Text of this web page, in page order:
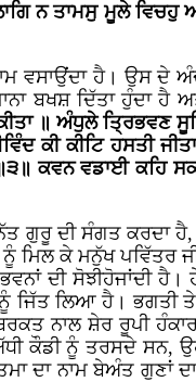
ਨ ਤਾਮਸੁ ਮੂਲੇ
ਵਸਾਉਂਦਾ ਹੈ। ਉਸ ਦੇ
ਬਖਸ਼ ਦਿੱਤਾ ਹੁੰਦਾ ਹੈ
॥ ਅੰਧੁਲੇ ਤ੍ਰਿਭਵਣ
ਕੀ ਕੀਟਿ ਹਸਤੀ
ਕਵਨ ਵਡਾਈ ਕਹਿ
ਦੀ ਸੰਗਤ ਕਰਦਾ ਹੈ,
ਕੇ ਮਨੁੱਖ ਪਵਿੱਤਰ
ਦੀ ਸੋਝੀਹੋਜਾਂਦੀ
ਨੂੰ ਜਿੱਤ ਲਿਆ ਹੈ।
ਨਾਲ ਸ਼ੇਰ ਰੂਪੀ ਹੰਕਾਰ
ਕੌਡੀ ਨੂੰ ਤਰਸਦੇ
ਦਾ ਨਾਮ ਬੇਅੰਤ ਗੁਣਾਂ